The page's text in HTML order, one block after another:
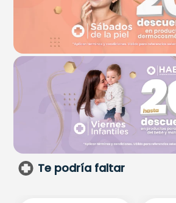
Te podría faltar